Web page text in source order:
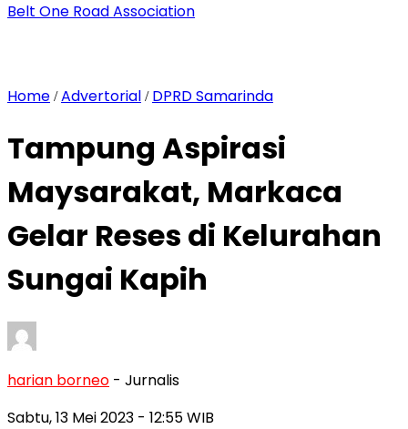
Belt One Road Association
Home /Advertorial / DPRD Samarinda
Tampung Aspirasi
Maysarakat, Markaca
Gelar Reses di Kelurahan
Sungai Kapih
harian borneo - Jurnalis
Sabtu, 13 Mei 2023 - 12:55 WIB